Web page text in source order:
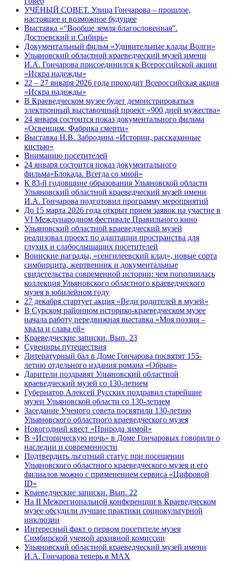
УЧЁНЫЙ СОВЕТ. Улица Гончарова – прошлое,
настоящее и возможное будущее
Выставка «“Вообще земля благословенная”.
Достоевский и Сибирь»
Документальный фильм «Удивительные клады Волги»
Ульяновский областной краеведческий музей имени
И.А. Гончарова присоединился к Всероссийской акции
«Искра надежды»
22 – 27 января 2026 года проходит Всероссийская акция
«Искра надежды»
В Краеведческом музее будет демонстрироваться
электронный выставочный проект «900 дней мужества»
24 января состоится показ документального фильма
«Освенцим. Фабрика смерти»
Выставка Н.В. Забродина «Истории, рассказанные
кистью»
Вниманию посетителей
24 января состоится показ документального
фильма«Блокада. Всегда со мной»
К 83-й годовщине образования Ульяновской области
Ульяновский областной краеведческий музей имени
И.А. Гончарова подготовил программу мероприятий
До 15 марта 2026 года открыт прием заявок на участие в
VI Международном фестивале Правильного кино
Ульяновский областной краеведческий музей
реализовал проект по адаптации пространства для
глухих и слабослышащих посетителей
Воинские награды, «сенгилеевский клад», новые сорта
симбирцита, жертвенник и документальные
свидетельства современной истории: чем пополнилась
коллекция Ульяновского областного краеведческого
музея в юбилейном году
27 декабря стартует акция «Веди родителей в музей»
В Сурском районном историко-краеведческом музее
начала работу передвижная выставка «Моя поэзия –
хвала и слава ей»
Краеведческие записки. Вып. 23
Сувениры путешествия
Литературный бал в Доме Гончарова посвятят 155-
летию отдельного издания романа «Обрыв»
Дарители поздравят Ульяновский областной
краеведческий музей со 130-летием
Губернатор Алексей Русских поздравил старейшие
музеи Ульяновской области со 130-летием
Заседание Ученого совета посвятили 130-летию
Ульяновского областного краеведческого музея
Новогодний квест «Природа зимой»
В «Историческую ночь» в Доме Гончаровых говорили о
наследии и современности
Подтвердить льготный статус при посещении
Ульяновского областного краеведческого музея и его
филиалов можно с применением сервиса «Цифровой
ID»
Краеведческие записки. Вып. 22
На II Межрегиональной конференции в Краеведческом
музее обсудили лучшие практики социокультурной
инклюзии
Интересный факт о первом посетителе музея
Симбирской ученой архивной комиссии
Ульяновский областной краеведческий музей имени
И.А. Гончарова теперь в MAX